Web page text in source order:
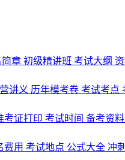
章 初级精讲班 考试大纲
讲义 历年模考卷 考试考点
考证打印 考试时间 备考资料
费用 考试地点 公式大全 冲